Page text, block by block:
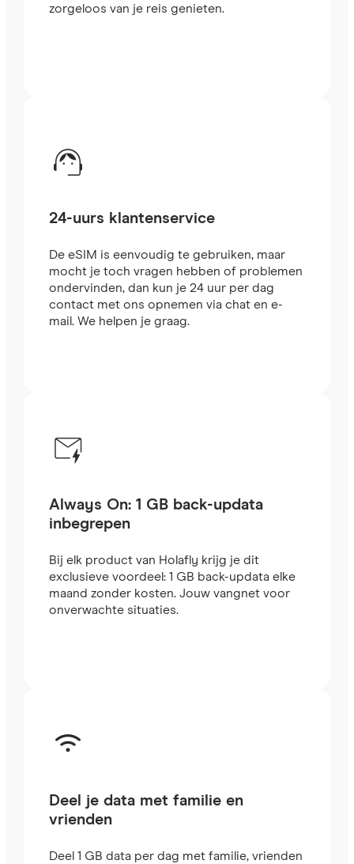
zorgeloos van je reis genieten.
24-uurs klantenservice
De eSIM is eenvoudig te gebruiken, maar
mocht je toch vragen hebben of problemen
ondervinden, dan kun je 24 uur per dag
contact met ons opnemen via chat en e-
mail. We helpen je graag.
Always On: 1 GB back-updata
inbegrepen
Bij elk product van Holafly krijg je dit
exclusieve voordeel: 1 GB back-updata elke
maand zonder kosten. Jouw vangnet voor
onverwachte situaties.
Deel je data met familie en
vrienden
Deel 1 GB data per dag met familie, vrienden